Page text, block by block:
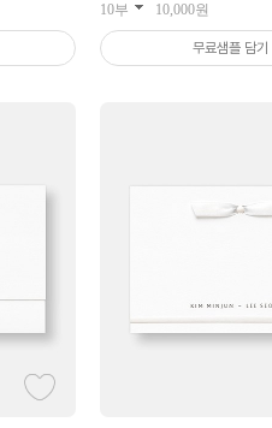
10부 10,000원
무료샘플 담기